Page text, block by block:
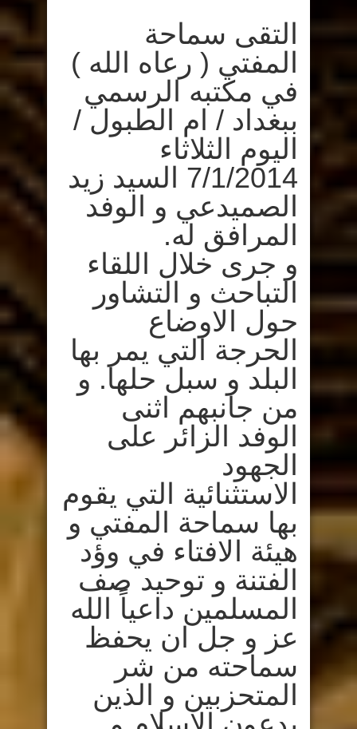
الصميدعي
الوفد
مغلقة
التقى سماحة
المفتي ( رعاه الله )
في مكتبه الرسمي
ببغداد / ام الطبول /
اليوم الثلاثاء
7/1/2014 السيد زيد
الصميدعي و الوفد
المرافق له.
و جرى خلال اللقاء
التباحث و التشاور
حول الاوضاع
الحرجة التي يمر بها
البلد و سبل حلها. و
من جانبهم اثنى
الوفد الزائر على
الجهود
الاستثنائية التي يقوم
بها سماحة المفتي و
هيئة الافتاء في وؤد
الفتنة و توحيد صف
المسلمين داعياً الله
عز و جل ان يحفظ
سماحته من شر
المتحزبين و الذين